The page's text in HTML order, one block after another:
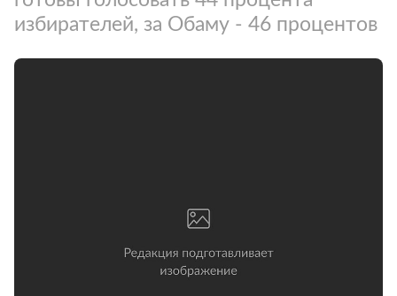
избирателей, за Обаму - 46 процентов